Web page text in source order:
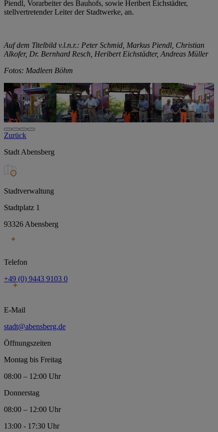
Piendl, Vorarbeiter des Bauhofs, sowie Heribert Eichstädter,
stellvertretender Leiter der Stadtwerke, an.
Auf dem Titelbild v.l.n.r.: Peter Schmid, Markus Piendl, Christian
Alkofer, Dr. Bernhard Resch, Heribert Eichstädter, Andreas Müller
Fotos: Madleen Böhm
Zurück
Stadt Abensberg
Stadtverwaltung
Stadtplatz 1
93326 Abensberg
Telefon
+49 (0) 9443 9103 0
E-Mail
stadt@abensberg.de
Öffnungszeiten
Montag bis Freitag
08:00 – 12:00 Uhr
Donnerstag
08:00 – 12:00 Uhr
13:00 - 17:30 Uhr